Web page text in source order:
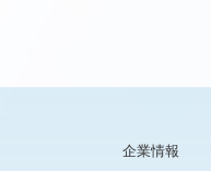
企業情報